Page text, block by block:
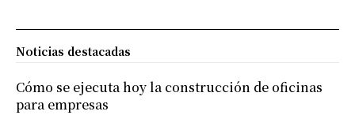
Noticias destacadas
Cómo se ejecuta hoy la construcción de oficinas
para empresas